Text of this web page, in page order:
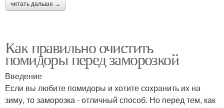
читать дальше →
Как правильно очистить
помидоры перед заморозкой
Введение
Если вы любите помидоры и хотите сохранить их на
зиму, то заморозка - отличный способ. Но перед тем, как